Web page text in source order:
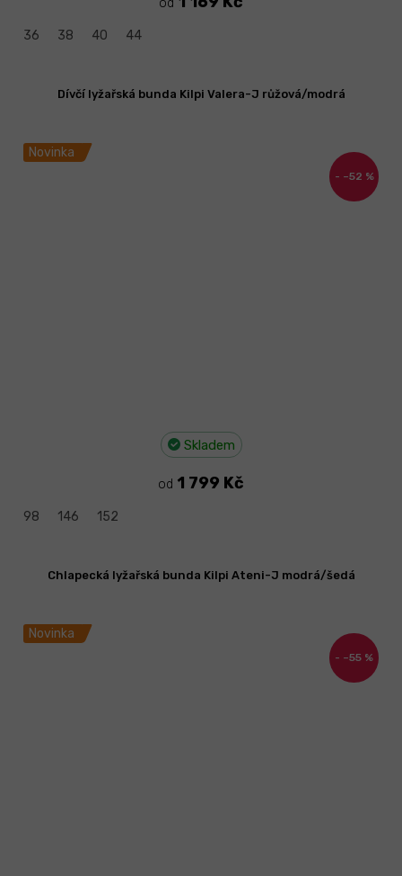
36 38 40 44
Novinka
–52 %
Dívčí lyžařská bunda Kilpi Valera-J růžová/modrá
Skladem
od 1 799 Kč
98 146 152
Novinka
–55 %
Chlapecká lyžařská bunda Kilpi Ateni-J modrá/šedá